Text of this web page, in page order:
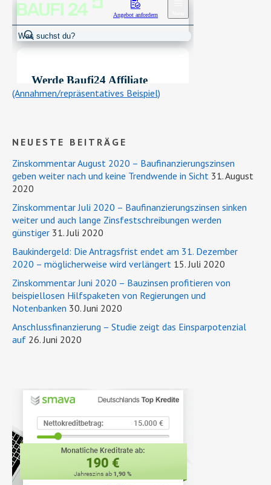
(Annahmen/repräsentatives Beispiel)
NEUESTE BEITRÄGE
Zinskommentar August 2020 – Baufinanzierungszinsen
geben weiter nach und keine Trendwende in Sicht 31. August
2020
Zinskommentar Juli 2020 – Baufinanzierungszinsen sinken
weiter und auch lange Zinsfestschreibungen werden
günstiger 31. Juli 2020
Baukindergeld: Die Antragsfrist endet am 31. Dezember
2020 – möglicherweise wird verlängert 15. Juli 2020
Zinskommentar Juni 2020 – Bauzinsen profitieren von
beispiellosen Hilfspaketen von Regierungen und
Notenbanken 30. Juni 2020
Anschlussfinanzierung – Studie zeigt das Einsparpotenzial
auf 26. Juni 2020